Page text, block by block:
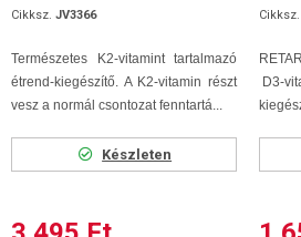
Cikksz. JV3366
Természetes K2-vitamint tartalmazó
étrend-kiegészítő. A K2-vitamin részt
vesz a normál csontozat fenntartá...
Készleten
Cikksz.
D3-